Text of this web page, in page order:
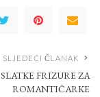
SLJEDEĆI ČLANAK
SLATKE FRIZURE ZA
ROMANTIČARKE